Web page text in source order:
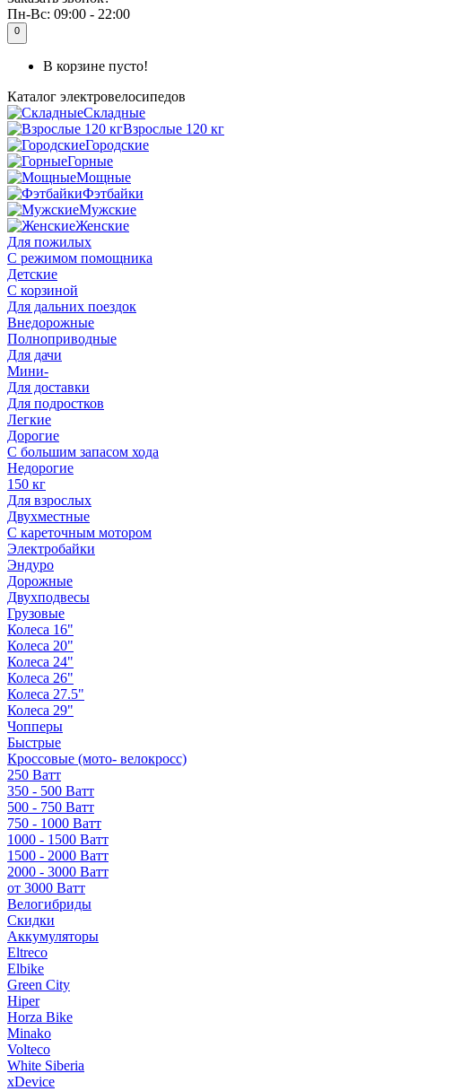
Пн-Вс: 09:00 - 22:00
0
В корзине пусто!
Каталог электровелосипедов
Складные
Взрослые 120 кг
Городские
Горные
Мощные
Фэтбайки
Мужские
Женские
Для пожилых
С режимом помощника
Детские
С корзиной
Для дальних поездок
Внедорожные
Полноприводные
Для дачи
Мини-
Для доставки
Для подростков
Легкие
Дорогие
С большим запасом хода
Недорогие
150 кг
Для взрослых
Двухместные
С кареточным мотором
Электробайки
Эндуро
Дорожные
Двухподвесы
Грузовые
Колеса 16"
Колеса 20"
Колеса 24"
Колеса 26"
Колеса 27.5"
Колеса 29"
Чопперы
Быстрые
Кроссовые (мото- велокросс)
250 Ватт
350 - 500 Ватт
500 - 750 Ватт
750 - 1000 Ватт
1000 - 1500 Ватт
1500 - 2000 Ватт
2000 - 3000 Ватт
от 3000 Ватт
Велогибриды
Скидки
Аккумуляторы
Eltreco
Elbike
Green City
Hiper
Horza Bike
Minako
Volteco
White Siberia
xDevice